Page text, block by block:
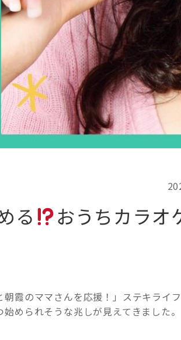
記事
る
おうちカラオ
霞のママさんを応援！」ステキライ
められそうな兆しが見えてきました